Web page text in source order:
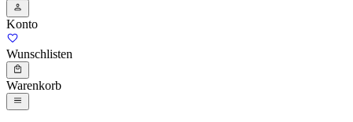
Konto
Wunschlisten
Warenkorb